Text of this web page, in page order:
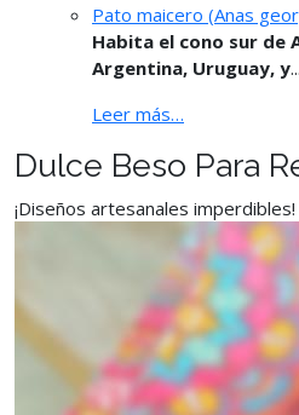
Pato maicero (Anas
Habita el cono sur de
Argentina, Uruguay, y...
Leer más…
Dulce Beso Para
¡Diseños artesanales imperdibles!